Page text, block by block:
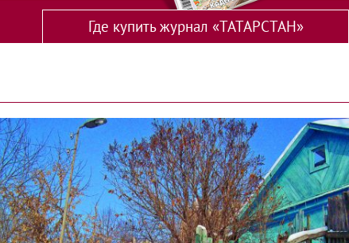
Где купить журнал «ТАТАРСТАН»